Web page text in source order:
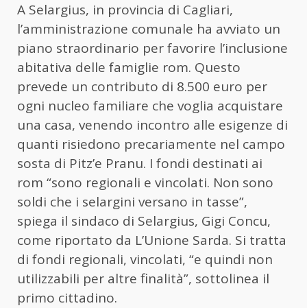
A Selargius, in provincia di Cagliari,
l’amministrazione comunale ha avviato un
piano straordinario per favorire l’inclusione
abitativa delle famiglie rom. Questo
prevede un contributo di 8.500 euro per
ogni nucleo familiare che voglia acquistare
una casa, venendo incontro alle esigenze di
quanti risiedono precariamente nel campo
sosta di Pitz’e Pranu. I fondi destinati ai
rom “sono regionali e vincolati. Non sono
soldi che i selargini versano in tasse”,
spiega il sindaco di Selargius, Gigi Concu,
come riportato da L’Unione Sarda. Si tratta
di fondi regionali, vincolati, “e quindi non
utilizzabili per altre finalità”, sottolinea il
primo cittadino.